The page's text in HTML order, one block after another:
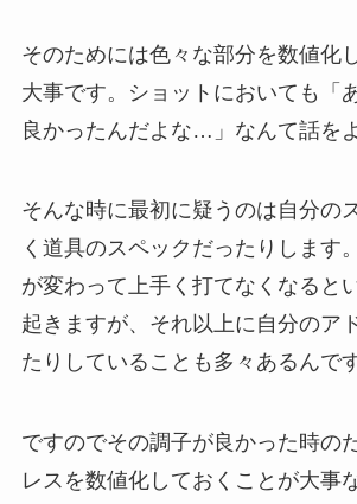
そのためには色々な部分を数値化
大事です。ショットにおいても「
良かったんだよな…」なんて話を
そんな時に最初に疑うのは自分の
く道具のスペックだったりします
が変わって上手く打てなくなると
起きますが、それ以上に自分のア
たりしていることも多々あるんです
ですのでその調子が良かった時の
レスを数値化しておくことが大事